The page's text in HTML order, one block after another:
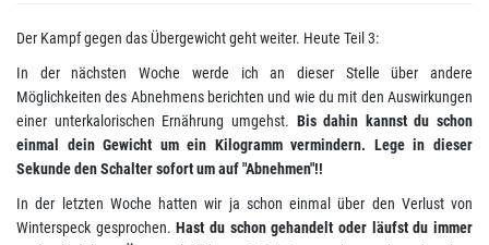
Der Kampf gegen das Übergewicht geht weiter. Heute Teil 3:
In der nächsten Woche werde ich an dieser Stelle über andere
Möglichkeiten des Abnehmens berichten und wie du mit den Auswirkungen
einer unterkalorischen Ernährung umgehst. Bis dahin kannst du schon
einmal dein Gewicht um ein Kilogramm vermindern. Lege in dieser
Sekunde den Schalter sofort um auf "Abnehmen"!!
In der letzten Woche hatten wir ja schon einmal über den Verlust von
Winterspeck gesprochen.Hast du schon gehandelt oder läufst du immer